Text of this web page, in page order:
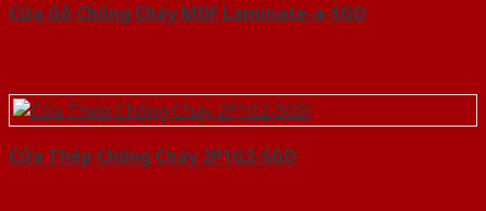
Cửa Gỗ Chống Cháy MDF Laminate-a-SGD
Cửa Thép Chống Cháy 2P1G2-SGD